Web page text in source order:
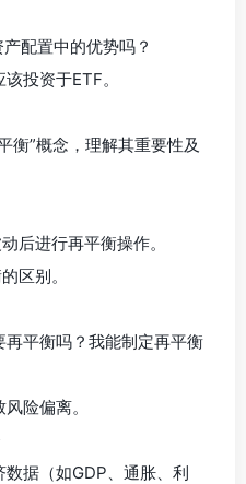
配置中的优势吗？
投资于ETF。
衡”概念，理解其重要性及
后进行再平衡操作。
区别。
平衡吗？我能制定再平衡
险偏离。
据（如GDP、通胀、利